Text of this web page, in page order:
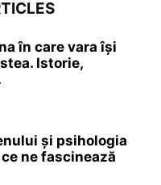
în care vara își
Istorie,
și psihologia
ne fascinează